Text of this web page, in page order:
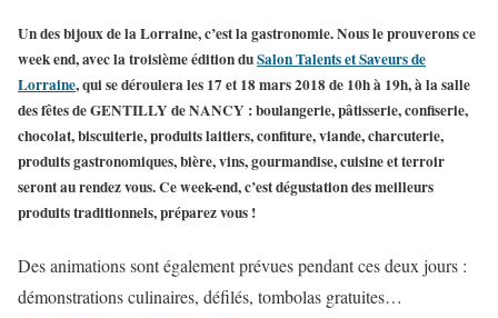
Un des bijoux de la Lorraine, c’est la gastronomie. Nous le prouverons ce
week end, avec la troisième édition duSalon Talents et Saveurs de
Lorraine, qui se déroulera les 17 et 18 mars 2018 de 10h à 19h, à la salle
des fêtes de GENTILLY de NANCY : boulangerie, pâtisserie, confiserie,
chocolat, biscuiterie, produits laitiers, confiture, viande, charcuterie,
produits gastronomiques, bière, vins, gourmandise, cuisine et terroir
seront au rendez vous. Ce week-end, c’est dégustation des meilleurs
produits traditionnels, préparez vous !
Des animations sont également prévues pendant ces deux jours :
démonstrations culinaires, défilés, tombolas gratuites…